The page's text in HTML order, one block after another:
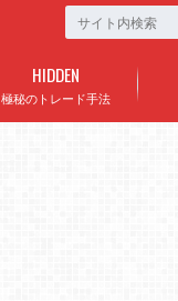
極秘のトレード手法
HIDDEN